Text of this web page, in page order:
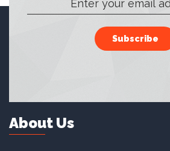
Subscribe
About Us